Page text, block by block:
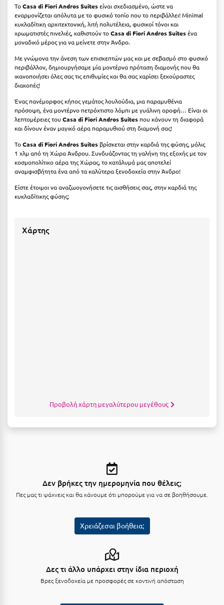
Κόρινθος
Κορώνη
Κουφονήσια
Κρήτη
Κρουαζιέρες
Κύθηρα
Κυλλήνη
Κύμη Ευβοίας
Κυπαρισσία
Λουτρά Υπάτης
Λουτράκι
Μαραθώνας Αττικής
ΤοCasa di Fiori Andros Suitesείναι σχεδιασμένο, ώστε να
εναρμονίζεται απόλυτα με το φυσικό τοπίο που το περιβάλλει! Minimal
κυκλαδίτικη αρχιτεκτονική, λιτή πολυτέλεια, φυσικοί τόνοι και
χρωματιστές πινελιές, καθιστούν τοCasa di Fiori Andros Suitesένα
μοναδικό μέρος για να μείνετε στην Άνδρο.
Με γνώμονα την άνεση των επισκεπτών μας και με σεβασμό στο φυσικό
περιβάλλον, δημιουργήσαμε μία μοντέρνα πρόταση διαμονής που θα
ικανοποιήσει όλες σας τις επιθυμίες και θα σας χαρίσει ξεκούραστες
διακοπές!
Ένας πανέμορφος κήπος γεμάτος λουλούδια, μια παραμυθένια
πρόσοψη, ένα μοντέρνο πετρόχτιστο λόμπι με γυάλινη οροφή… Είναι οι
λεπτομέρειες του Casa di Fiori Andros Suites που κάνουν τη διαφορά
και δίνουν έναν μαγικό αέρα παραμυθιού στη διαμονή σας!
ΤοCasa di Fiori Andros Suites βρίσκεται στην καρδιά της φύσης, μόλις
1 χλμ από τη Χώρα Άνδρου. Συνδυάζοντας τη γαλήνη της εξοχής με τον
κοσμοπολίτικο αέρα της Χώρας, το κατάλυμά μας αποτελεί
αναμφισβήτητα ένα από τα καλύτερα ξενοδοχεία στην Άνδρο!
Είστε έτοιμοι να αναζωογονήσετε τις αισθήσεις σας, στην καρδιά της
κυκλαδίτικης φύσης;
Χάρτης
Προβολή χάρτη μεγαλύτερου μεγέθους
Δεν βρήκες την ημερομηνία που θέλεις;
Πες μας τι ψάχνεις και θα κάνουμε ότι μπορούμε για να σε βοηθήσουμε.
Χρειάζεσαι βοήθεια;
Δες τι άλλο υπάρχει στην ίδια περιοχή
Βρες ξενοδοχεία με προσφορές σε κοντινή απόσταση